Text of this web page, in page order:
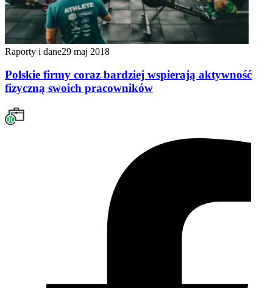
Raporty i dane29 maj 2018
Polskie firmy coraz bardziej wspierają aktywność
fizyczną swoich pracowników